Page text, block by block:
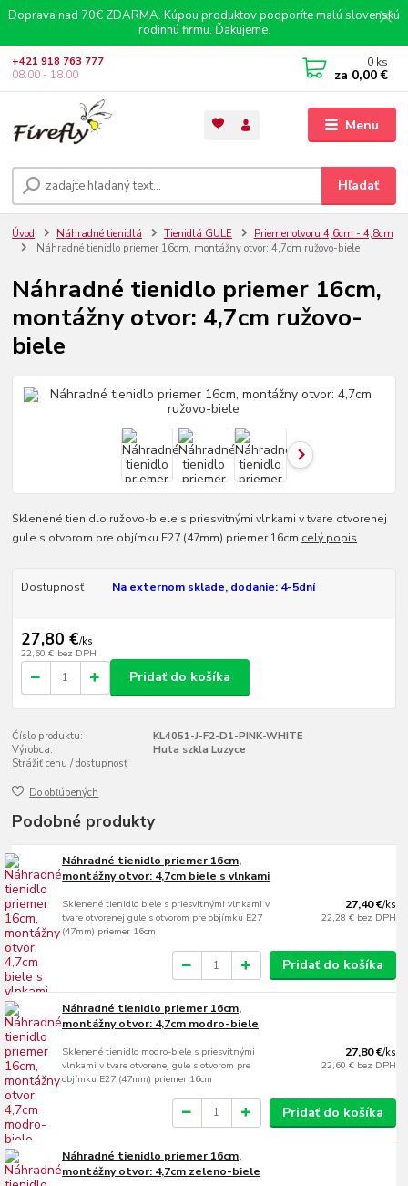
Doprava nad 70€ ZDARMA. Kúpou produktov podporíte malú slovenskú
rodinnú firmu. Ďakujeme.
Menu
Hľadať
+421 918 763 777
08.00 - 18.00
0 ks
za 0,00 €
Úvod Náhradné tienidlá Tienidlá GULE
Priemer otvoru 4,6cm - 4,8cm
Náhradné tienidlo priemer 16cm, montážny otvor: 4,7cm ružovo-biele
Náhradné tienidlo priemer 16cm,
montážny otvor: 4,7cm ružovo-
biele
Sklenené tienidlo ružovo-biele s priesvitnými vlnkami v tvare otvorenej
gule s otvorom pre objímku E27 (47mm) priemer 16cm celý popis
Dostupnosť Na externom sklade, dodanie: 4-5dní
27,80 €/ks
22,60 € bez DPH
Pridať do košíka
Číslo produktu:
KL4051-J-F2-D1-PINK-WHITE
Výrobca:
Huta szkla Luzyce
Strážiť cenu / dostupnosť
Do obľúbených
Podobné produkty
Náhradné tienidlo priemer 16cm,
montážny otvor: 4,7cm biele s vlnkami
Sklenené tienidlo biele s priesvitnými vlnkami v
tvare otvorenej gule s otvorom pre objímku E27
(47mm) priemer 16cm
27,40 €/ks
22,28 € bez DPH
Pridať do košíka
Náhradné tienidlo priemer 16cm,
montážny otvor: 4,7cm modro-biele
Sklenené tienidlo modro-biele s priesvitnými
vlnkami v tvare otvorenej gule s otvorom pre
objímku E27 (47mm) priemer 16cm
27,80 €/ks
22,60 € bez DPH
Pridať do košíka
Náhradné tienidlo priemer 16cm,
montážny otvor: 4,7cm zeleno-biele